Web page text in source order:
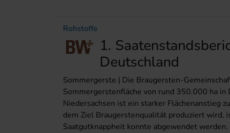
Rohstoffe
1.
Deutschland
Sommergerste | Die Braugersten-
Sommergerstenfläche von rund 350.000 ha
Niedersachsen ist ein starker Flächenanstieg
dem Ziel Braugerstenqualität produziert wird,
Saatgutknappheit konnte abgewendet werden.